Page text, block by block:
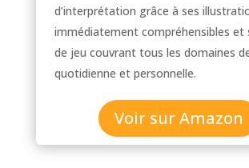
d’interprétation grâce à ses
immédiatement compréhensibles et
de jeu couvrant tous les domaines
quotidienne et personnelle.
Voir sur Amazon